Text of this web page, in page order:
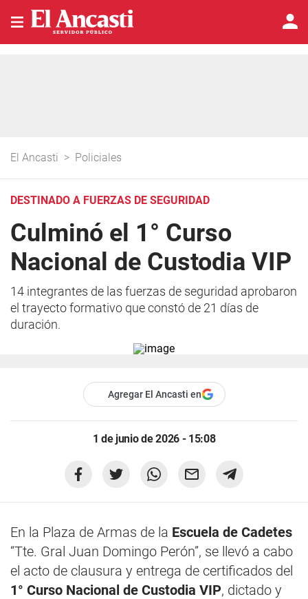
El Ancasti > Policiales
DESTINADO A FUERZAS DE SEGURIDAD
Culminó el 1° Curso
Nacional de Custodia VIP
14 integrantes de las fuerzas de seguridad aprobaron
el trayecto formativo que constó de 21 días de
duración.
Agregar El Ancasti en
1 de junio de 2026 - 15:08
En la Plaza de Armas de la Escuela de Cadetes
“Tte. Gral Juan Domingo Perón”, se llevó a cabo
el acto de clausura y entrega de certificados del
1° Curso Nacional de Custodia VIP, dictado y